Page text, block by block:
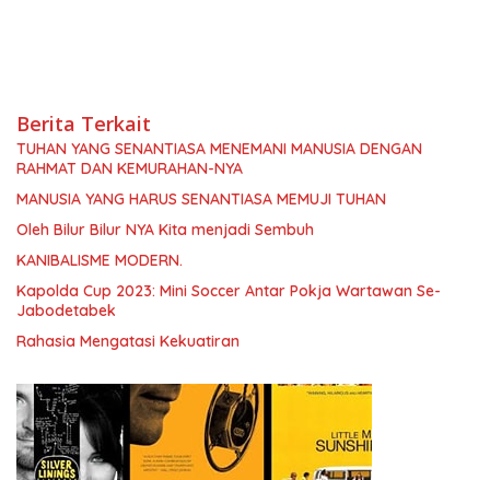
Berita Terkait
TUHAN YANG SENANTIASA MENEMANI MANUSIA DENGAN
RAHMAT DAN KEMURAHAN-NYA
MANUSIA YANG HARUS SENANTIASA MEMUJI TUHAN
Oleh Bilur Bilur NYA Kita menjadi Sembuh
KANIBALISME MODERN.
Kapolda Cup 2023: Mini Soccer Antar Pokja Wartawan Se-
Jabodetabek
Rahasia Mengatasi Kekuatiran